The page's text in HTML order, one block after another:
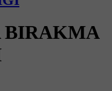
BIRAKMA